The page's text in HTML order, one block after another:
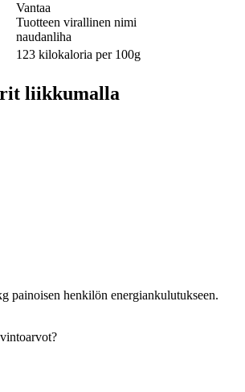
Vantaa
Tuotteen virallinen nimi
naudanliha
123 kilokaloria per 100g
liikkumalla
painoisen henkilön energiankulutukseen.